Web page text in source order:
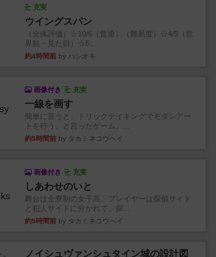
充実
ウイングスパン
（全体評価）☆10/6（普通）（難易度）☆4/5（世
界観・見た目）☆5...
約4時間前 by ハシオキ
画像付き 充実
一線を画す
簡単に言うと、トリックテイキングでモダンアー
トを行う、と言ったゲーム。...
約5時間前 by タカミネコウヘイ
画像付き 充実
しあわせのいと
舞台は全寮制の女子高。プレイヤーは探偵サイド
と犯人サイドに分かれて、探...
約5時間前 by タカミネコウヘイ
ノイシュヴァンシュタイン城の設計図